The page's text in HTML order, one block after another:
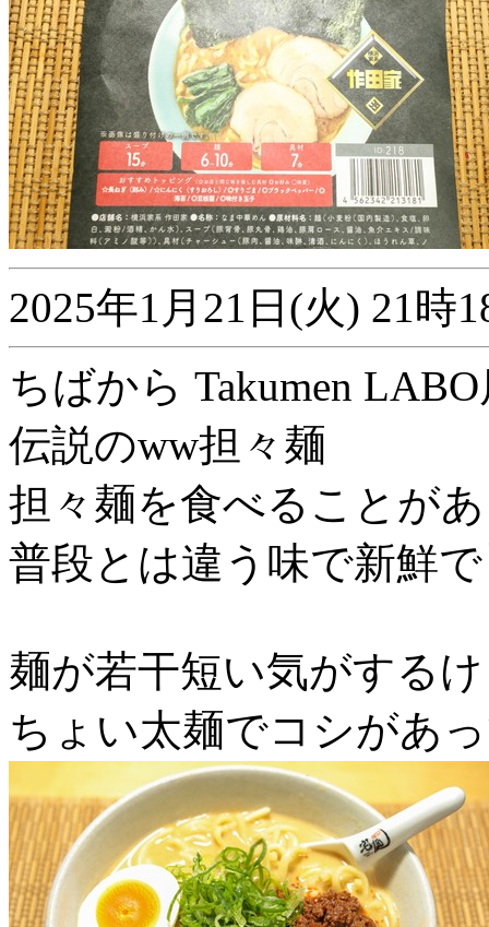
2025年1月21日(火) 21時
ちばから Takumen
伝説のww担々麺
担々麺を食べることが
普段とは違う味で新鮮
麺が若干短い気がする
ちょい太麺でコシがあ